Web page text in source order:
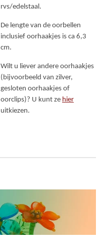
rvs/edelstaal.
De lengte van de oorbellen
inclusief oorhaakjes is ca 6,3
cm.
Wilt u liever andere oorhaakjes
(bijvoorbeeld van zilver,
gesloten oorhaakjes of
oorclips)? U kunt ze hier
uitkiezen.